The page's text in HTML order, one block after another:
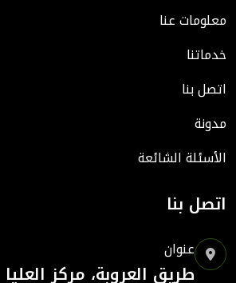
معلومات عنا
خدماتنا
اتصل بنا
مدونة
الأسئلة الشائعة
اتصل بنا
عنوان
طريق العروبة، مركز